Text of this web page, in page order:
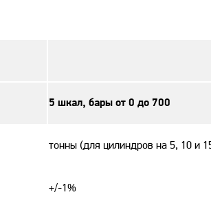
5 шкал, бары от 0 до 700
тонны (для цилиндров на 5, 10 и
+/-1%